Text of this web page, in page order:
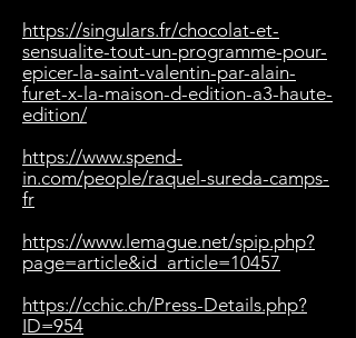
https://singulars.fr/chocolat-et-
sensualite-tout-un-programme-pour-
epicer-la-saint-valentin-par-alain-
furet-x-la-maison-d-edition-a3-haute-
edition/
https://www.spend-
in.com/people/raquel-sureda-camps-
fr
https://www.lemague.net/spip.php?
page=article&id_article=10457
https://cchic.ch/Press-Details.php?
ID=954